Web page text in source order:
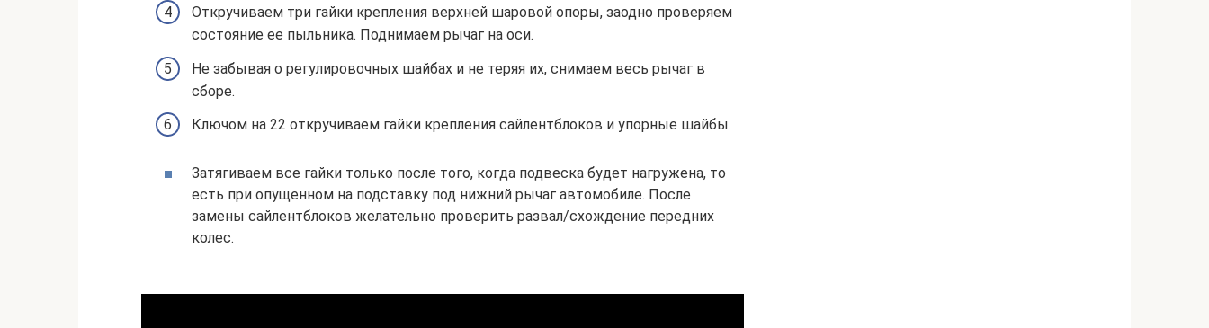
Откручиваем три гайки крепления верхней шаровой опоры, заодно проверяем
состояние ее пыльника. Поднимаем рычаг на оси.
Не забывая о регулировочных шайбах и не теряя их, снимаем весь рычаг в
сборе.
Ключом на 22 откручиваем гайки крепления сайлентблоков и упорные шайбы.
Затягиваем все гайки только после того, когда подвеска будет нагружена, то
есть при опущенном на подставку под нижний рычаг автомобиле. После
замены сайлентблоков желательно проверить развал/схождение передних
колес.